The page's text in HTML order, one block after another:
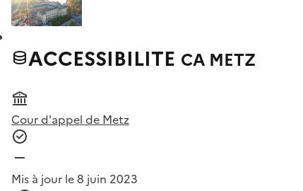
ACCESSIBILITE CA METZ
Cour d'appel de Metz
Mis à jour le 8 juin 2023